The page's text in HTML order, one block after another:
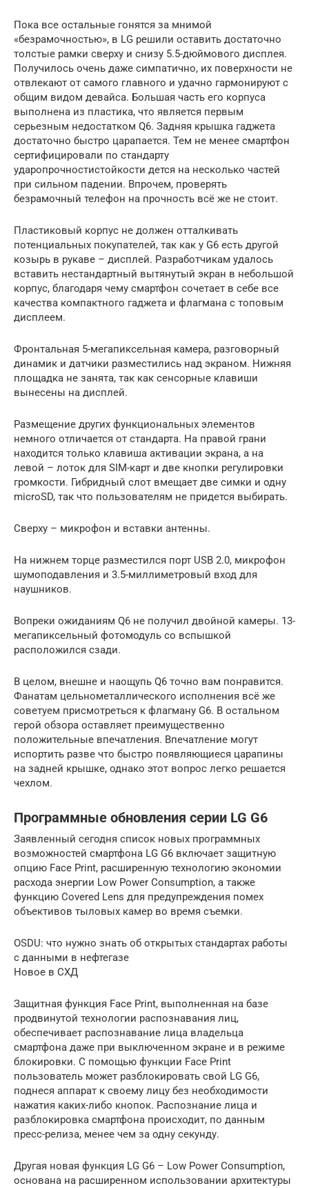
Пока все остальные гонятся за мнимой
«безрамочностью», в LG решили оставить достаточно
толстые рамки сверху и снизу 5.5-дюймового дисплея.
Получилось очень даже симпатично, их поверхности не
отвлекают от самого главного и удачно гармонируют с
общим видом девайса. Большая часть его корпуса
выполнена из пластика, что является первым
серьезным недостатком Q6. Задняя крышка гаджета
достаточно быстро царапается. Тем не менее смартфон
сертифицировали по стандарту
ударопрочностистойкости дется на несколько частей
при сильном падении. Впрочем, проверять
безрамочный телефон на прочность всё же не стоит.
Пластиковый корпус не должен отталкивать
потенциальных покупателей, так как у G6 есть другой
козырь в рукаве – дисплей. Разработчикам удалось
вставить нестандартный вытянутый экран в небольшой
корпус, благодаря чему смартфон сочетает в себе все
качества компактного гаджета и флагмана с топовым
дисплеем.
Фронтальная 5-мегапиксельная камера, разговорный
динамик и датчики разместились над экраном. Нижняя
площадка не занята, так как сенсорные клавиши
вынесены на дисплей.
Размещение других функциональных элементов
немного отличается от стандарта. На правой грани
находится только клавиша активации экрана, а на
левой – лоток для SIM-карт и две кнопки регулировки
громкости. Гибридный слот вмещает две симки и одну
microSD, так что пользователям не придется выбирать.
Сверху – микрофон и вставки антенны.
На нижнем торце разместился порт USB 2.0, микрофон
шумоподавления и 3.5-миллиметровый вход для
наушников.
Вопреки ожиданиям Q6 не получил двойной камеры. 13-
мегапиксельный фотомодуль со вспышкой
расположился сзади.
В целом, внешне и наощупь Q6 точно вам понравится.
Фанатам цельнометаллического исполнения всё же
советуем присмотреться к флагману G6. В остальном
герой обзора оставляет преимущественно
положительные впечатления. Впечатление могут
испортить разве что быстро появляющиеся царапины
на задней крышке, однако этот вопрос легко решается
чехлом.
Программные обновления серии LG G6
Заявленный сегодня список новых программных
возможностей смартфона LG G6 включает защитную
опцию Face Print, расширенную технологию экономии
расхода энергии Low Power Consumption, а также
функцию Covered Lens для предупреждения помех
объективов тыловых камер во время съемки.
OSDU: что нужно знать об открытых стандартах работы
с данными в нефтегазе
Новое в СХД
Защитная функция Face Print, выполненная на базе
продвинутой технологии распознавания лиц,
обеспечивает распознавание лица владельца
смартфона даже при выключенном экране и в режиме
блокировки. С помощью функции Face Print
пользователь может разблокировать свой LG G6,
поднеся аппарат к своему лицу без необходимости
нажатия каких-либо кнопок. Распознание лица и
разблокировка смартфона происходит, по данным
пресс-релиза, менее чем за одну секунду.
Другая новая функция LG G6 – Low Power Consumption,
основана на расширенном использовании архитектуры